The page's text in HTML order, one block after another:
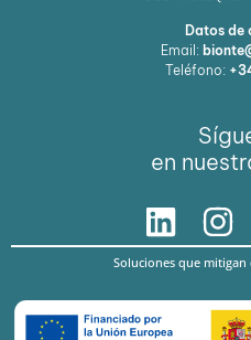
Datos de
Email:
Teléfono:
en
Soluciones que